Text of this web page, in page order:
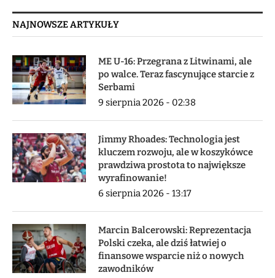
NAJNOWSZE ARTYKUŁY
ME U-16: Przegrana z Litwinami, ale
po walce. Teraz fascynujące starcie z
Serbami
9 sierpnia 2026 - 02:38
Jimmy Rhoades: Technologia jest
kluczem rozwoju, ale w koszykówce
prawdziwa prostota to największe
wyrafinowanie!
6 sierpnia 2026 - 13:17
Marcin Balcerowski: Reprezentacja
Polski czeka, ale dziś łatwiej o
finansowe wsparcie niż o nowych
zawodników